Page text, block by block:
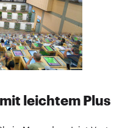
leichtem Plus